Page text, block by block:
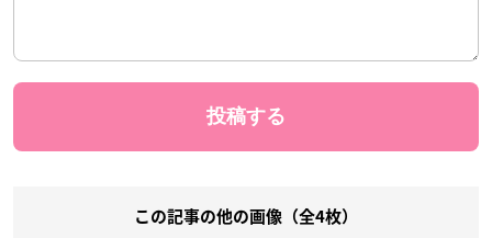
この記事の他の画像（全4枚）